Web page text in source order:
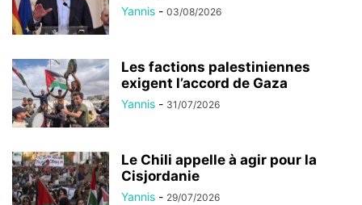
Yannis - 03/08/2026
Les factions palestiniennes
exigent l’accord de Gaza
Yannis - 31/07/2026
Le Chili appelle à agir pour la
Cisjordanie
Yannis - 29/07/2026